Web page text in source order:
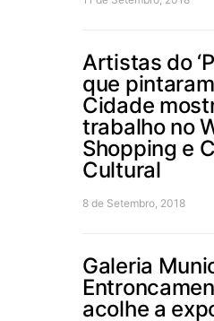
Artistas do
que
Cidade
trabalho no
Shopping e
Cultural
8 de Setembro, 2018
Galeria
acolhe a